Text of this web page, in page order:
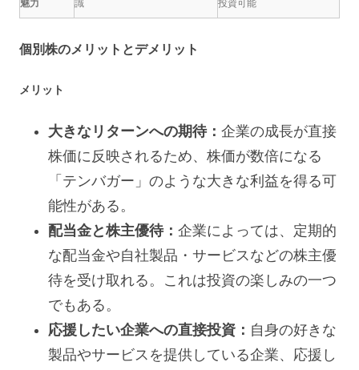
魅力 識 投資可能
個別株のメリットとデメリット
メリット
大きなリターンへの期待： 企業の成長が直接
株価に反映されるため、株価が数倍になる
「テンバガー」のような大きな利益を得る可
能性がある。
配当金と株主優待： 企業によっては、定期的
な配当金や自社製品・サービスなどの株主優
待を受け取れる。これは投資の楽しみの一つ
でもある。
応援したい企業への直接投資： 自身の好きな
製品やサービスを提供している企業、応援し